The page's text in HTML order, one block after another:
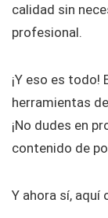
calidad sin
profesional.
¡Y eso es todo!
herramientas
¡No dudes en
contenido de
Y ahora sí, aquí